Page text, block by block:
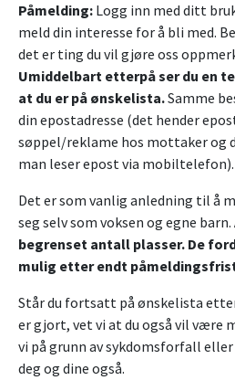
Påmelding: Logg inn med ditt
meld din interesse for å bli med.
det er ting du vil gjøre oss
Umiddelbart etterpå ser du en
at du er på ønskelista.Samme
din epostadresse (det hender
søppel/reklame hos mottaker og
man leser epost via mobiltelefon).
Det er som vanlig anledning til å
seg selv som voksen og egne barn.
begrenset antall plasser. De
mulig etter endt
Står du fortsatt på ønskelista
er gjort, vet vi at du også vil være
vi på grunn av sykdomsforfall
deg og dine også.